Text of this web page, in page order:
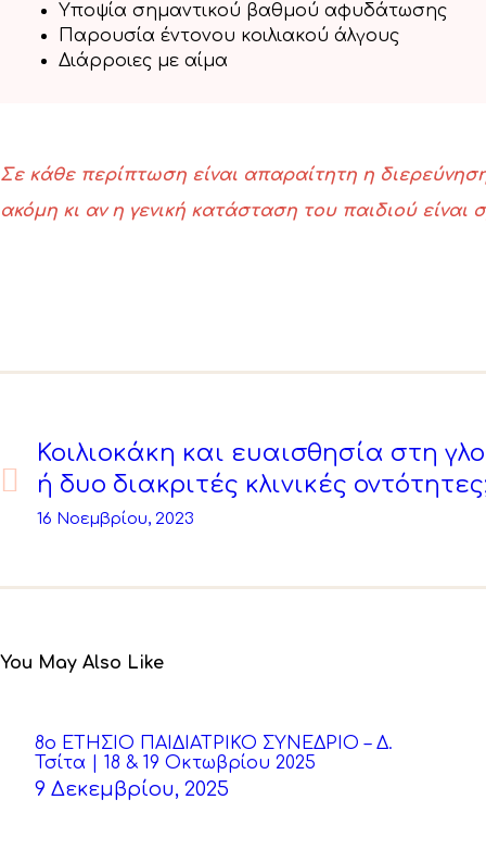
Υποψία σημαντικού βαθμού αφυδάτωσης
Παρουσία έντονου κοιλιακού άλγους
Διάρροιες με αίμα
Σε κάθε περίπτωση είναι απαραίτητη η
ακόμη κι αν η γενική κατάσταση του παιδιού είναι
Κοιλιοκάκη και ευαισθησία στη
ή δυο διακριτές κλινικές
16 Νοεμβρίου, 2023
You May Also Like
8o ΕΤΗΣΙΟ ΠΑΙΔΙΑΤΡΙΚΟ ΣΥΝΕΔΡΙΟ – Δ.
Τσίτα | 18 & 19 Οκτωβρίου 2025
9 Δεκεμβρίου, 2025